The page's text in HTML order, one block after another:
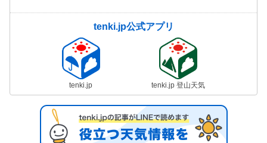
tenki.jp公式アプリ
tenki.jp tenki.jp 登山天気